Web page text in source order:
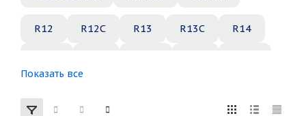
R12 R12C R13 R13C R14
Показать все